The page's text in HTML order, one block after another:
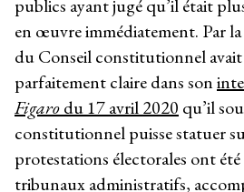
publics ayant jugé qu’il était
en œuvre immédiatement. Par
du Conseil constitutionnel
parfaitement claire dans son
Figarodu 17 avril 2020 qu’il
constitutionnel puisse statuer
protestations électorales ont
tribunaux administratifs,